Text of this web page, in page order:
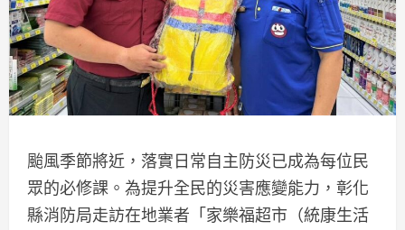
颱風季節將近，落實日常自主防災已成為每位民
眾的必修課。為提升全民的災害應變能力，彰化
縣消防局走訪在地業者「家樂福超市（統康生活